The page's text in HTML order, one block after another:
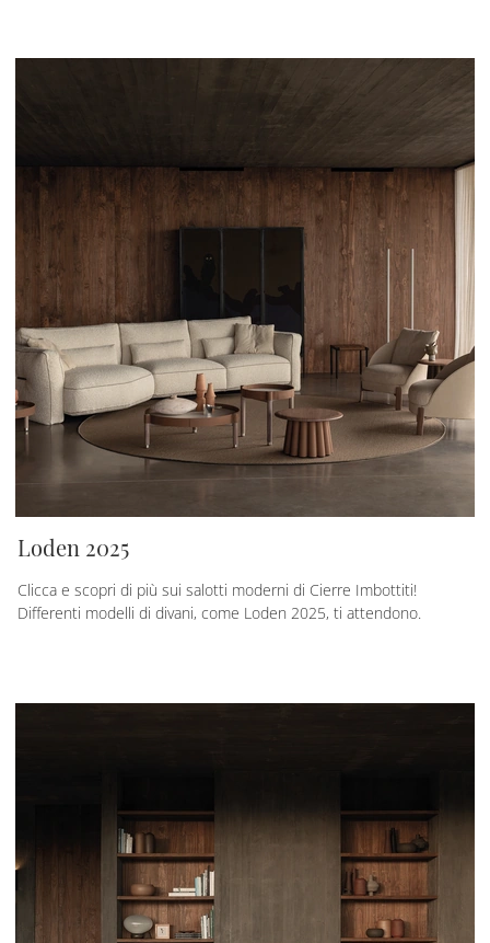
Loden 2025
Clicca e scopri di più sui salotti moderni di Cierre Imbottiti!
Differenti modelli di divani, come Loden 2025, ti attendono.